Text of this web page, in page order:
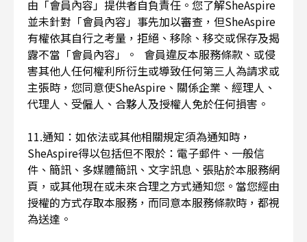
由「會員內容」提供者自負責任。您了解SheAspire
並未針對「會員內容」事先加以審查，但SheAspire
有權依其自行之考量，拒絕、移除、移交或保存及揭
露不當「會員內容」。 會員違反本服務條款、或侵
害其他人任何權利所衍生或導致任何第三人為請求或
主張時，您同意使SheAspire、關係企業、經理人、
代理人、受僱人、合夥人及授權人免於任何損害。
11.通知：如依法或其他相關規定須為通知時，
SheAspire得以包括但不限於：電子郵件、一般信
件、簡訊、多媒體簡訊、文字訊息、張貼於本服務網
頁，或其他現在或未來合理之方式通知您。當您經由
授權的方式存取本服務，而同意本服務條款時，都視
為送達。